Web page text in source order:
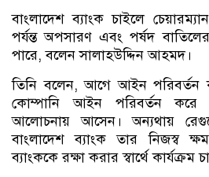
বাংলাদেশ ব্যাংক চাইলে
পর্যন্ত অপসারণ এবং পর্ষদ
পারে, বলেন সালাহউদ্দিন আহমদ।
তিনি বলেন, আগে আইন পরিবর্তন
কোম্পানি আইন পরিবর্তন
আলোচনায় আসেন। অন্যথায়
বাংলাদেশ ব্যাংক তার নিজস্ব
ব্যাংককে রক্ষা করার স্বার্থে কার্যক্রম